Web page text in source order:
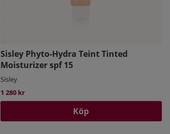
Sisley Phyto-Hydra Teint Tinted
Moisturizer spf 15
Sisley
1 280 kr
Köp